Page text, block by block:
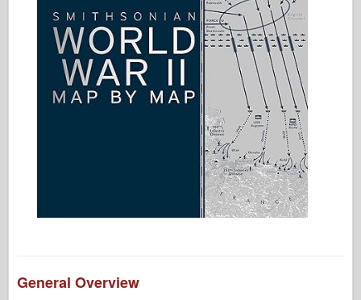
General Overview